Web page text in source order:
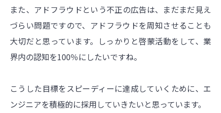
また、アドフラウドという不正の広告は、まだまだ見え
づらい問題ですので、アドフラウドを周知させることも
大切だと思っています。しっかりと啓蒙活動をして、業
界内の認知を100％にしたいですね。
こうした目標をスピーディーに達成していくために、エ
ンジニアを積極的に採用していきたいと思っています。